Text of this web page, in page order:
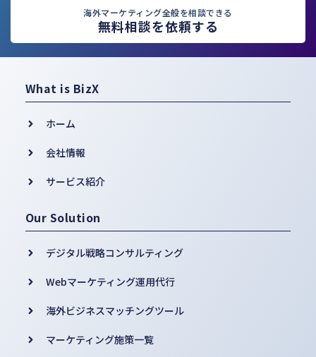
海外マーケティング全般を相談できる
無料相談を依頼する
What is BizX
ホーム
会社情報
サービス紹介
Our Solution
デジタル戦略コンサルティング
Webマーケティング運用代行
海外ビジネスマッチングツール
マーケティング施策一覧